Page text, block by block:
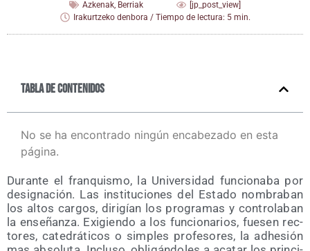
Azkenak, Berriak
[jp_post_view]
Irakurtzeko denbora / Tiempo de lectura: 5 min.
Tabla de contenidos
No se ha encontrado ningún encabezado en esta
página.
Duran­te el fran­quis­mo, la Uni­ver­si­dad fun­cio­na­ba por
desig­na­ción. Las ins­ti­tu­cio­nes del Esta­do nom­bra­ban
los altos car­gos, diri­gían los pro­gra­mas y con­tro­la­ban
la ense­ñan­za. Exi­gien­do a los fun­cio­na­rios, fue­sen rec­
to­res, cate­drá­ti­cos o sim­ples pro­fe­so­res, la adhe­sión